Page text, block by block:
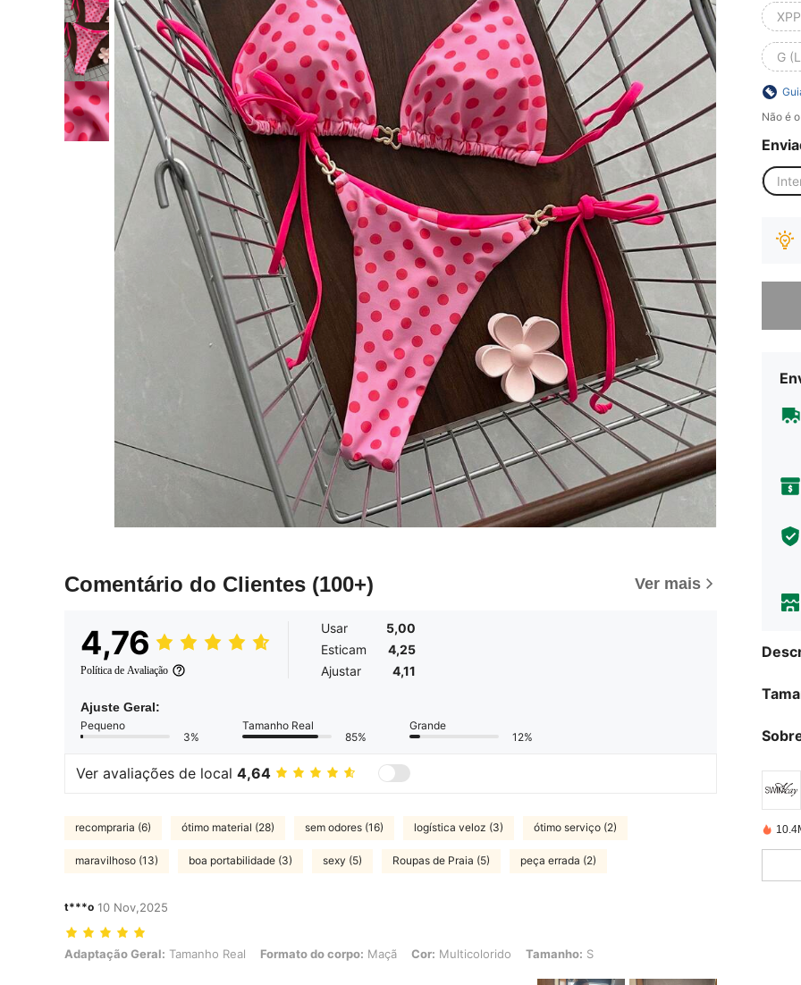
Comentário do Clientes (100+) Ver mais
4,76
Política de Avaliação
Usar
5,00
Esticam
4,25
Ajustar
4,11
Ajuste Geral:
Pequeno
3%
Tamanho Real
85%
Grande
12%
Ver avaliações de local 4,64
recompraria (6) ótimo material (28) sem odores (16) logística veloz (3) ótimo serviço (2)
maravilhoso (13) boa portabilidade (3) sexy (5) Roupas de Praia (5) peça errada (2)
t***o 10 Nov,2025
Adaptação Geral: Tamanho Real, Formato do corpo: Maçã, Cor: Multicolorido, Tamanho: S
Adaptação Geral: Tamanho Real Formato do corpo: Maçã Cor: Multicolorido Tamanho: S
G
Não é